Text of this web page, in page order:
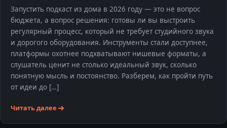
Запустить подкаст из дома в 2026 году — это не вопрос
бюджета, а вопрос решения: готовы ли вы выстроить
регулярный процесс, который не требует студийного звука
и дорогого оборудования. Инструменты стали доступнее,
платформы охотнее подхватывают нишевые форматы, а
слушатель ценит не столько идеальный звук, сколько
понятную мысль и постоянство. Разберем, как пройти путь
от идеи до […]
Читать далее